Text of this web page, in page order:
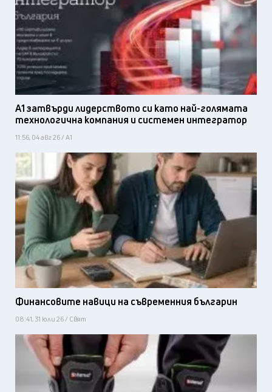
А1 затвърди лидерството си като най-голямата
технологична компания и системен интегратор
11:56, 04 авг 26 / А1
Финансовите навици на съвременния българин
08:41, 31 юли 26 / Свят